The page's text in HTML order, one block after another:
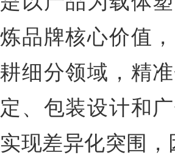
炼品牌核心价值
耕细分领域，精
定、包装设计和
实现差异化突围